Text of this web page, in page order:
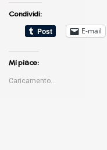
Condividi:
E-mail
Mi piace:
Caricamento...